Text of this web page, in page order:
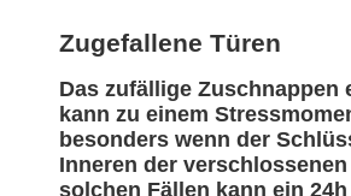
Zugefallene Türen
Das zufällige Zuschnappen
kann zu einem
besonders wenn der
Inneren der
solchen Fällen kann ein 24h